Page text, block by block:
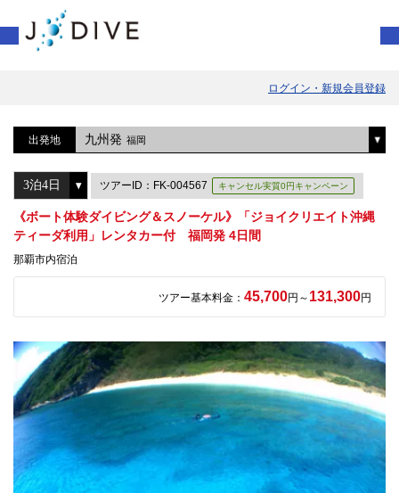
ログイン・新規会員登録
出発地 九州発 福岡
ツアーID：FK-004567 キャンセル実質0円キャンペーン
《ボート体験ダイビング＆スノーケル》「ジョイクリエイト沖縄
ティーダ利用」レンタカー付 福岡発 4日間
那覇市内宿泊
ツアー基本料金： 45,700円～ 131,300円